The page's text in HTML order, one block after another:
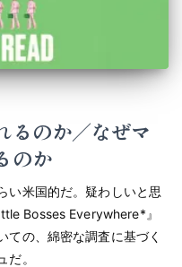
るのか／なぜマ
のか
い米国的だ。疑わしいと思
Bosses Everywhere*』
ての、綿密な調査に基づく
。